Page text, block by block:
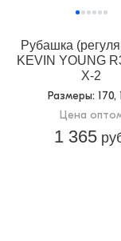
Рубашка
KEVIN YOUNG
Х-2
Размеры: 170,
Цена
1 365